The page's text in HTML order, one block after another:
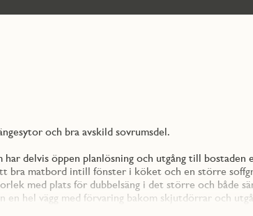
och bra avskild sovrumsdel.
delvis öppen planlösning och utgång till bostaden
bra matbord intill fönster i köket och en större
med plats för dubbelsäng i det större och både
hel vägg med förvaring bakom skjutdörrar och